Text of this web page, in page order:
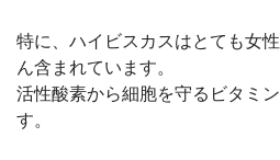
特に、ハイビスカスはとても女
ん含まれています。
活性酸素から細胞を守るビタミ
す。